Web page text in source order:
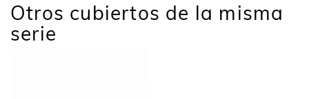
Otros cubiertos de la misma
serie